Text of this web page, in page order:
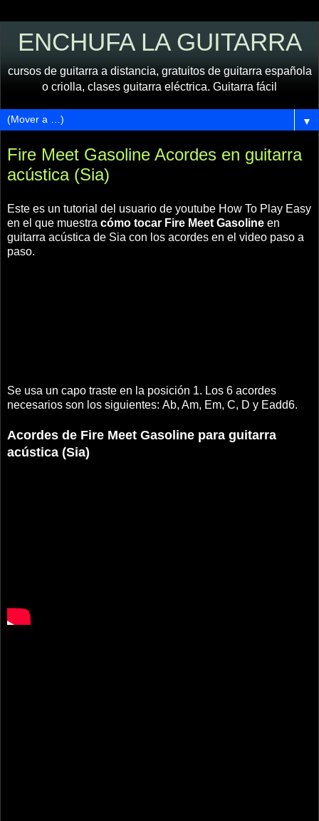
ENCHUFA LA GUITARRA
cursos de guitarra a distancia, gratuitos de guitarra española
o criolla, clases guitarra eléctrica. Guitarra fácil
▼
Fire Meet Gasoline Acordes en guitarra
acústica (Sia)
Este es un tutorial del usuario de youtube How To Play Easy
en el que muestra cómo tocar Fire Meet Gasoline en
guitarra acústica de Sia con los acordes en el video paso a
paso.
Se usa un capo traste en la posición 1. Los 6 acordes
necesarios son los siguientes: Ab, Am, Em, C, D y Eadd6.
Acordes de Fire Meet Gasoline para guitarra
acústica (Sia)